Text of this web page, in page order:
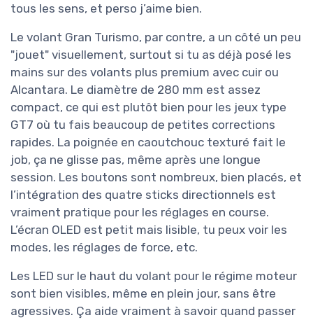
tous les sens, et perso j’aime bien.
Le volant Gran Turismo, par contre, a un côté un peu
"jouet" visuellement, surtout si tu as déjà posé les
mains sur des volants plus premium avec cuir ou
Alcantara. Le diamètre de 280 mm est assez
compact, ce qui est plutôt bien pour les jeux type
GT7 où tu fais beaucoup de petites corrections
rapides. La poignée en caoutchouc texturé fait le
job, ça ne glisse pas, même après une longue
session. Les boutons sont nombreux, bien placés, et
l’intégration des quatre sticks directionnels est
vraiment pratique pour les réglages en course.
L’écran OLED est petit mais lisible, tu peux voir les
modes, les réglages de force, etc.
Les LED sur le haut du volant pour le régime moteur
sont bien visibles, même en plein jour, sans être
agressives. Ça aide vraiment à savoir quand passer